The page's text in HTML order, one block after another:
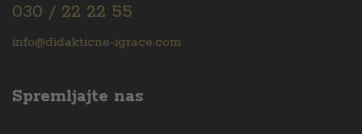
030 / 22 22 55
info@didakticne-igrace.com
Spremljajte nas